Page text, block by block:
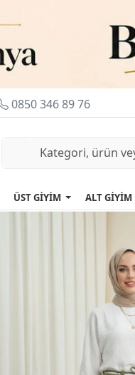
0850 346 89 76
ÜST GİYİM ALT GİYİM